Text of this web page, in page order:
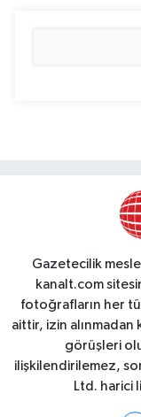
Gazetecilik
kanalt.com
fotoğrafların her
aittir, izin alınmadan
görüşleri
ilişkilendirilemez,
Ltd. harici